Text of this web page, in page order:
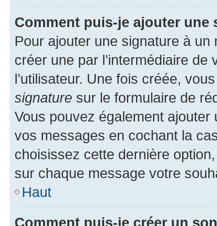
Comment puis-je ajouter une
Pour ajouter une signature à un
créer une par l’intermédiaire
l’utilisateur. Une fois créée,
signature sur le formulaire de
Vous pouvez également
vos messages en cochant la
choisissez cette dernière
sur chaque message votre
Haut
Comment puis-je créer un